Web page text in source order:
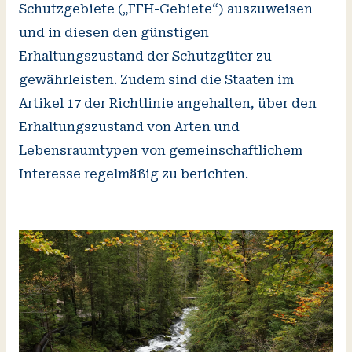
Schutzgebiete („FFH-Gebiete“) auszuweisen
und in diesen den günstigen
Erhaltungszustand der Schutzgüter zu
gewährleisten. Zudem sind die Staaten im
Artikel 17 der Richtlinie angehalten, über den
Erhaltungszustand von Arten und
Lebensraumtypen von gemeinschaftlichem
Interesse regelmäßig zu berichten.